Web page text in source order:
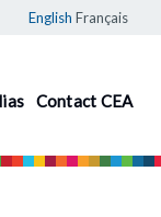
English Français
Contact CEA